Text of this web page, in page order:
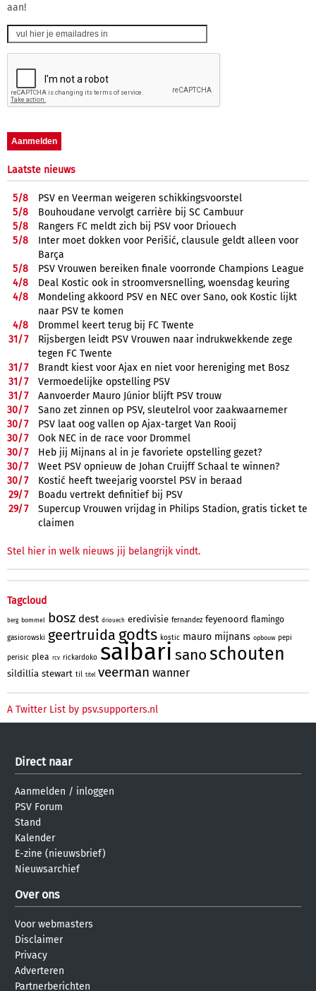
aan!
Laatste nieuws
5/8
PSV en Veerman weigeren schikkingsvoorstel
5/8
Bouhoudane vervolgt carrière bij SC Cambuur
5/8
Rangers FC meldt zich bij PSV voor Driouech
5/8
Inter moet dokken voor Perišić, clausule geldt alleen voor
Barça
5/8
PSV Vrouwen bereiken finale voorronde Champions League
4/8
Deal Kostic ook in stroomversnelling, woensdag keuring
4/8
Mondeling akkoord PSV en NEC over Sano, ook Kostic lijkt
naar PSV te komen
4/8
Drommel keert terug bij FC Twente
31/7
Rijsbergen leidt PSV Vrouwen naar indrukwekkende zege
tegen FC Twente
31/7
Brandt kiest voor Ajax en niet voor hereniging met Bosz
31/7
Vermoedelijke opstelling PSV
31/7
Aanvoerder Mauro Júnior blijft PSV trouw
30/7
Sano zet zinnen op PSV, sleutelrol voor zaakwaarnemer
30/7
PSV laat oog vallen op Ajax-target Van Rooij
30/7
Ook NEC in de race voor Drommel
30/7
Heb jij Mijnans al in je favoriete opstelling gezet?
30/7
Weet PSV opnieuw de Johan Cruijff Schaal te winnen?
30/7
Kostić heeft tweejarig voorstel PSV in beraad
29/7
Boadu vertrekt definitief bij PSV
29/7
Supercup Vrouwen vrijdag in Philips Stadion, gratis ticket te
claimen
Stel hier in welk nieuws jij belangrijk vindt.
Tagcloud
berg bommel bosz dest driouech eredivisie fernandez feyenoord flamingo
gasiorowski geertruida godts kostic mauro mijnans opbouw pepi
perisic plea rcv rickardoko saibari sanoschouten
sildillia stewart til titel veerman wanner
A Twitter List by psv.supporters.nl
Direct naar
Aanmelden / inloggen
PSV Forum
Stand
Kalender
E-zine (nieuwsbrief)
Nieuwsarchief
Over ons
Voor webmasters
Disclaimer
Privacy
Adverteren
Partnerberichten